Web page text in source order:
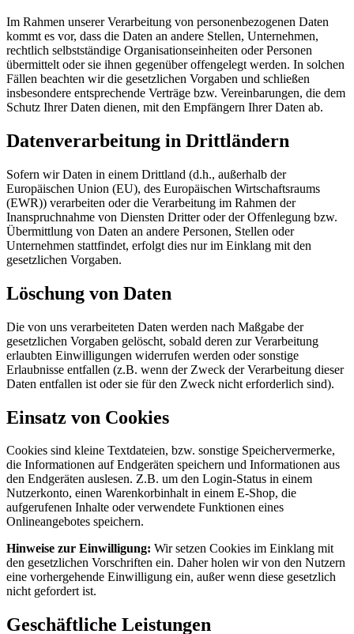
Im Rahmen unserer Verarbeitung von personenbezogenen Daten
kommt es vor, dass die Daten an andere Stellen, Unternehmen,
rechtlich selbstständige Organisationseinheiten oder Personen
übermittelt oder sie ihnen gegenüber offengelegt werden. In solchen
Fällen beachten wir die gesetzlichen Vorgaben und schließen
insbesondere entsprechende Verträge bzw. Vereinbarungen, die dem
Schutz Ihrer Daten dienen, mit den Empfängern Ihrer Daten ab.
Datenverarbeitung in Drittländern
Sofern wir Daten in einem Drittland (d.h., außerhalb der
Europäischen Union (EU), des Europäischen Wirtschaftsraums
(EWR)) verarbeiten oder die Verarbeitung im Rahmen der
Inanspruchnahme von Diensten Dritter oder der Offenlegung bzw.
Übermittlung von Daten an andere Personen, Stellen oder
Unternehmen stattfindet, erfolgt dies nur im Einklang mit den
gesetzlichen Vorgaben.
Löschung von Daten
Die von uns verarbeiteten Daten werden nach Maßgabe der
gesetzlichen Vorgaben gelöscht, sobald deren zur Verarbeitung
erlaubten Einwilligungen widerrufen werden oder sonstige
Erlaubnisse entfallen (z.B. wenn der Zweck der Verarbeitung dieser
Daten entfallen ist oder sie für den Zweck nicht erforderlich sind).
Einsatz von Cookies
Cookies sind kleine Textdateien, bzw. sonstige Speichervermerke,
die Informationen auf Endgeräten speichern und Informationen aus
den Endgeräten auslesen. Z.B. um den Login-Status in einem
Nutzerkonto, einen Warenkorbinhalt in einem E-Shop, die
aufgerufenen Inhalte oder verwendete Funktionen eines
Onlineangebotes speichern.
Hinweise zur Einwilligung: Wir setzen Cookies im Einklang mit
den gesetzlichen Vorschriften ein. Daher holen wir von den Nutzern
eine vorhergehende Einwilligung ein, außer wenn diese gesetzlich
nicht gefordert ist.
Geschäftliche Leistungen